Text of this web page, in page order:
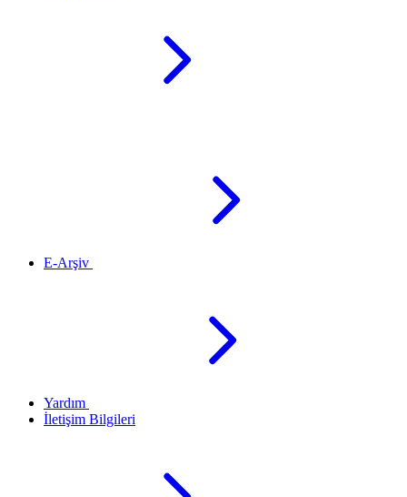
E-Arşiv
Yardım
İletişim Bilgileri